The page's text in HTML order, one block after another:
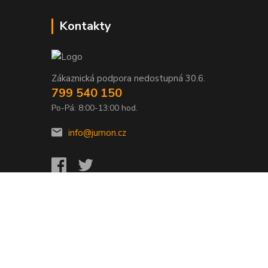
Kontakty
Zákaznická podpora nedostupná 30.6.
799 540 150
Po-Pá: 8:00-13:00 hod.
info@jumon.cz